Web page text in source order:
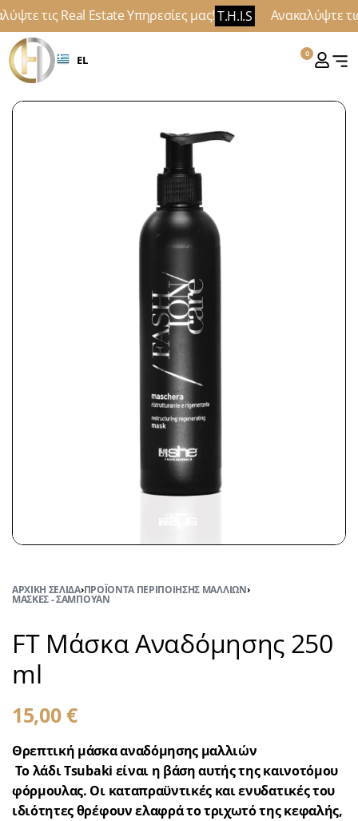
τις Real Estate Υπηρεσίες μας!T.H.I.S Ανακαλύψτε
EL 0
ΑΡΧΙΚΉ ΣΕΛΊΔΑ›ΠΡΟΪΌΝΤΑ ΠΕΡΙΠΟΊΗΣΗΣ ΜΑΛΛΙΏΝ›
ΜΆΣΚΕΣ - ΣΑΜΠΟΥΆΝ
FT Μάσκα Αναδόμησης 250
ml
15,00€
Θρεπτική μάσκα αναδόμησης μαλλιών
Το λάδι Tsubaki είναι η βάση αυτής της καινοτόμου
φόρμουλας. Οι καταπραϋντικές και ενυδατικές του
ιδιότητες θρέφουν ελαφρά το τριχωτό της κεφαλής,